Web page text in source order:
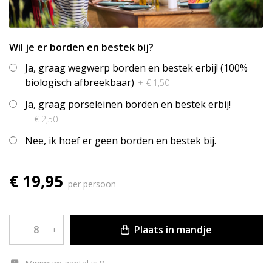
Wil je er borden en bestek bij?
Ja, graag wegwerp borden en bestek erbij! (100%
biologisch afbreekbaar) + € 1,50
Ja, graag porseleinen borden en bestek erbij!
+ € 2,50
Nee, ik hoef er geen borden en bestek bij.
€ 19,95 per persoon
– + Plaats in mandje